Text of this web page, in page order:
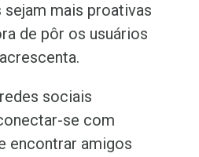
mais proativas
de pôr os usuários
sociais
se com
encontrar amigos